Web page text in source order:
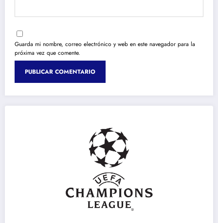
Guarda mi nombre, correo electrónico y web en este navegador para la
próxima vez que comente.